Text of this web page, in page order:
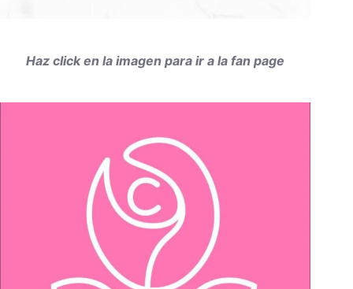
Haz click en la imagen para ir a la fan page